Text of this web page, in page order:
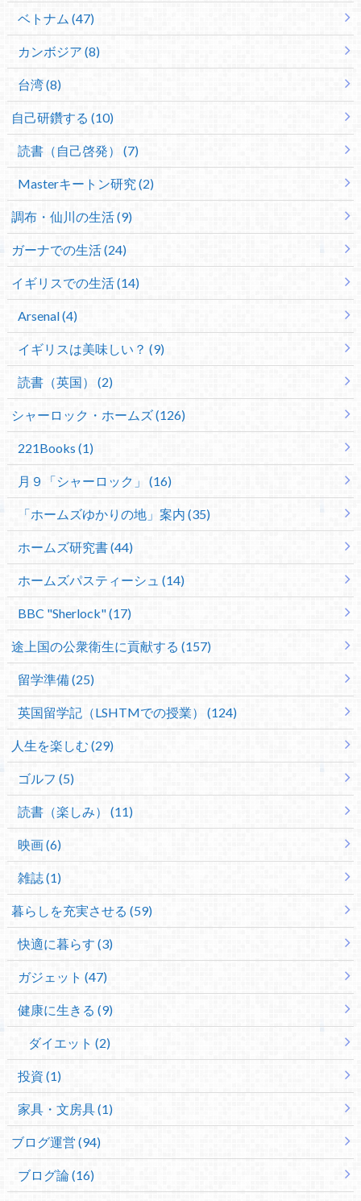
ベトナム (47)
カンボジア (8)
台湾 (8)
自己研鑽する (10)
読書（自己啓発） (7)
Masterキートン研究 (2)
調布・仙川の生活 (9)
ガーナでの生活 (24)
イギリスでの生活 (14)
Arsenal (4)
イギリスは美味しい？ (9)
読書（英国） (2)
シャーロック・ホームズ (126)
221Books (1)
月９「シャーロック」 (16)
「ホームズゆかりの地」案内 (35)
ホームズ研究書 (44)
ホームズパスティーシュ (14)
BBC "Sherlock" (17)
途上国の公衆衛生に貢献する (157)
留学準備 (25)
英国留学記（LSHTMでの授業） (124)
人生を楽しむ (29)
ゴルフ (5)
読書（楽しみ） (11)
映画 (6)
雑誌 (1)
暮らしを充実させる (59)
快適に暮らす (3)
ガジェット (47)
健康に生きる (9)
ダイエット (2)
投資 (1)
家具・文房具 (1)
ブログ運営 (94)
ブログ論 (16)